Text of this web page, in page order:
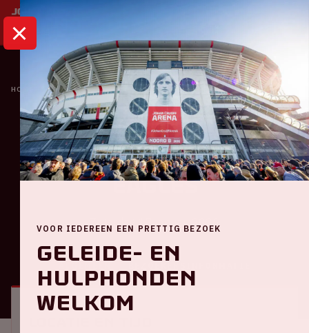
HOME KALENDER AJAX - GO AHEAD EAGLES
Eredivisie
Ajax - Go Ahead
Eagles
Zaterdag 17 januari 2026
VOOR IEDEREEN EEN PRETTIG BEZOEK
Geleide- en
hulphonden
welkom